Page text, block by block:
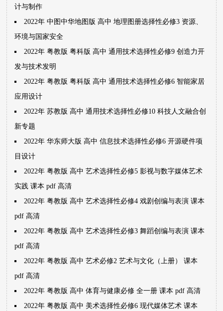
计与制作
2022年 中图中华地图版 高中 地理图册选择性必修3 资源、
环境与国家安全
2022年 粤教版 粤科版 高中 通用技术选择性必修9 创造力开
发与技术发明
2022年 粤教版 粤科版 高中 通用技术选择性必修6 智能家居
应用设计
2022年 苏教版 高中 通用技术选择性必修10 科技人文融合创
新专题
2022年 华东师大版 高中 信息技术选择性必修6 开源硬件项
目设计
2022年 粤教版 高中 艺术选择性必修5 影视与数字媒体艺术
实践 课本 pdf 高清
2022年 粤教版 高中 艺术选择性必修4 戏剧创编与表演 课本
pdf 高清
2022年 粤教版 高中 艺术选择性必修3 舞蹈创编与表演 课本
pdf 高清
2022年 粤教版 高中 艺术必修2 艺术与文化（上册） 课本
pdf 高清
2022年 粤教版 高中 体育与健康必修 全一册 课本 pdf 高清
2022年 粤教版 高中 美术选择性必修6 现代媒体艺术 课本